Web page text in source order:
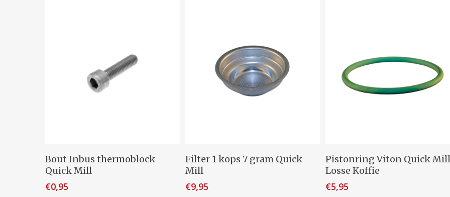
Toevoegen Aan Winkelwagen
Bout Inbus thermoblock
Quick Mill
€0,95
Toevoegen Aan Winkelwagen
Filter 1 kops 7 gram Quick
Mill
€9,95
Toevoegen Aan Winkelwagen
Pistonring Viton Quick Mill
Losse Koffie
€5,95